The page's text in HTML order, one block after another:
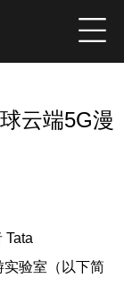
高端访谈
云端5G漫
Tata
验室（以下简